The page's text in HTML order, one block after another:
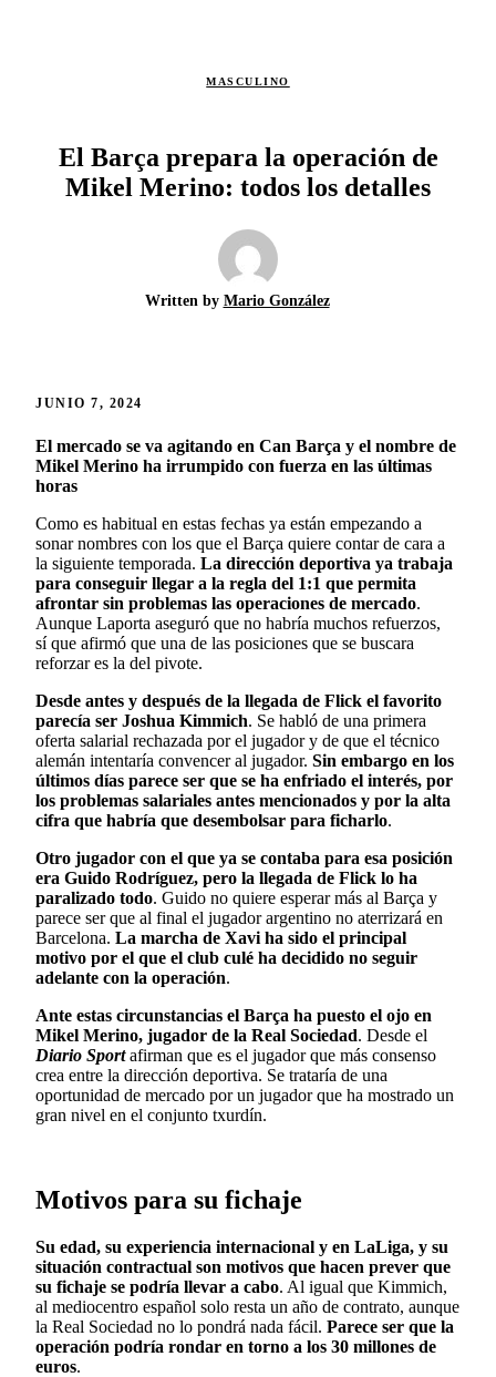
MASCULINO
El Barça prepara la operación de
Mikel Merino: todos los detalles
Written by Mario González
JUNIO 7, 2024
El mercado se va agitando en Can Barça y el nombre de
Mikel Merino ha irrumpido con fuerza en las últimas
horas
Como es habitual en estas fechas ya están empezando a
sonar nombres con los que el Barça quiere contar de cara a
la siguiente temporada. La dirección deportiva ya trabaja
para conseguir llegar a la regla del 1:1 que permita
afrontar sin problemas las operaciones de mercado.
Aunque Laporta aseguró que no habría muchos refuerzos,
sí que afirmó que una de las posiciones que se buscara
reforzar es la del pivote.
Desde antes y después de la llegada de Flick el favorito
parecía ser Joshua Kimmich. Se habló de una primera
oferta salarial rechazada por el jugador y de que el técnico
alemán intentaría convencer al jugador. Sin embargo en los
últimos días parece ser que se ha enfriado el interés, por
los problemas salariales antes mencionados y por la alta
cifra que habría que desembolsar para ficharlo.
Otro jugador con el que ya se contaba para esa posición
era Guido Rodríguez, pero la llegada de Flick lo ha
paralizado todo. Guido no quiere esperar más al Barça y
parece ser que al final el jugador argentino no aterrizará en
Barcelona. La marcha de Xavi ha sido el principal
motivo por el que el club culé ha decidido no seguir
adelante con la operación.
Ante estas circunstancias el Barça ha puesto el ojo en
Mikel Merino, jugador de la Real Sociedad. Desde el
Diario Sportafirman que es el jugador que más consenso
crea entre la dirección deportiva. Se trataría de una
oportunidad de mercado por un jugador que ha mostrado un
gran nivel en el conjunto txurdín.
Motivos para su fichaje
Su edad, su experiencia internacional y en LaLiga, y su
situación contractual son motivos que hacen prever que
su fichaje se podría llevar a cabo. Al igual que Kimmich,
al mediocentro español solo resta un año de contrato, aunque
la Real Sociedad no lo pondrá nada fácil. Parece ser que la
operación podría rondar en torno a los 30 millones de
euros.